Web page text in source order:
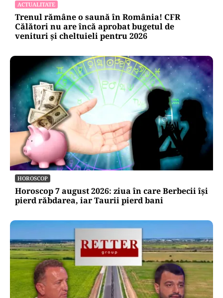
ACTUALITATE
Trenul rămâne o saună în România! CFR
Călători nu are încă aprobat bugetul de
venituri și cheltuieli pentru 2026
HOROSCOP
Horoscop 7 august 2026: ziua în care Berbecii își
pierd răbdarea, iar Taurii pierd bani